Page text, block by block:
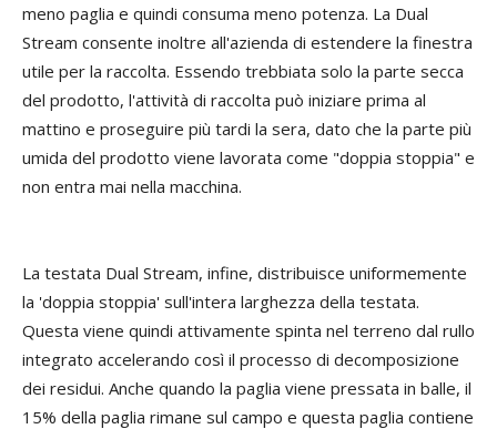
meno paglia e quindi consuma meno potenza. La Dual
Stream consente inoltre all'azienda di estendere la finestra
utile per la raccolta. Essendo trebbiata solo la parte secca
del prodotto, l'attività di raccolta può iniziare prima al
mattino e proseguire più tardi la sera, dato che la parte più
umida del prodotto viene lavorata come "doppia stoppia" e
non entra mai nella macchina.
La testata Dual Stream, infine, distribuisce uniformemente
la 'doppia stoppia' sull'intera larghezza della testata.
Questa viene quindi attivamente spinta nel terreno dal rullo
integrato accelerando così il processo di decomposizione
dei residui. Anche quando la paglia viene pressata in balle, il
15% della paglia rimane sul campo e questa paglia contiene